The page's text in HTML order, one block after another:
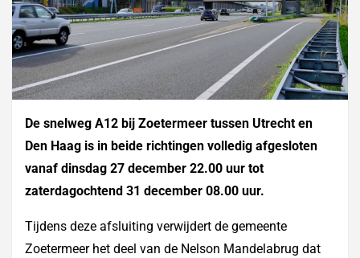
De snelweg A12 bij Zoetermeer tussen Utrecht en
Den Haag is in beide richtingen volledig afgesloten
vanaf dinsdag 27 december 22.00 uur tot
zaterdagochtend 31 december 08.00 uur.
Tijdens deze afsluiting verwijdert de gemeente
Zoetermeer het deel van de Nelson Mandelabrug dat